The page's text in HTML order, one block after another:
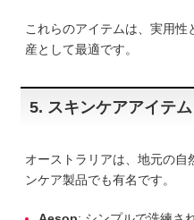
これらのアイテムは、実用
産として最適です。
5. スキンケアアイテム
オーストラリアは、地元の自
ンケア製品でも有名です。